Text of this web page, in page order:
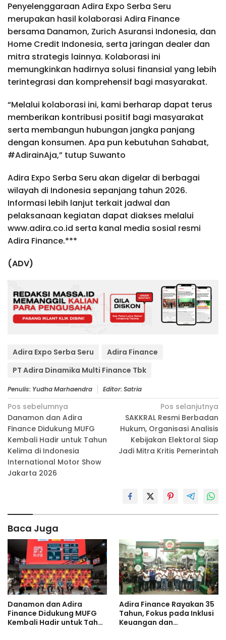
Penyelenggaraan Adira Expo Serba Seru
merupakan hasil kolaborasi Adira Finance
bersama Danamon, Zurich Asuransi Indonesia, dan
Home Credit Indonesia, serta jaringan dealer dan
mitra strategis lainnya. Kolaborasi ini
memungkinkan hadirnya solusi finansial yang lebih
terintegrasi dan komprehensif bagi masyarakat.
“Melalui kolaborasi ini, kami berharap dapat terus
memberikan kontribusi positif bagi masyarakat
serta membangun hubungan jangka panjang
dengan konsumen. Apa pun kebutuhan Sahabat,
#AdirainAja,” tutup Suwanto
Adira Expo Serba Seru akan digelar di berbagai
wilayah di Indonesia sepanjang tahun 2026.
Informasi lebih lanjut terkait jadwal dan
pelaksanaan kegiatan dapat diakses melalui
www.adira.co.id serta kanal media sosial resmi
Adira Finance.***
(ADV)
Adira Expo Serba Seru
Adira Finance
PT Adira Dinamika Multi Finance Tbk
Penulis: Yudha Marhaendra Editor: Satria
Navigasi
pos
Pos sebelumnya
Danamon dan Adira
Finance Didukung MUFG
Kembali Hadir untuk Tahun
Kelima di Indonesia
International Motor Show
Jakarta 2026
Pos selanjutnya
SAKKRAL Resmi Berbadan
Hukum, Organisasi Analisis
Kebijakan Elektoral Siap
Jadi Mitra Kritis Pemerintah
Baca Juga
Danamon dan Adira
Finance Didukung MUFG
Kembali Hadir untuk Tahun
Adira Finance Rayakan 35
Tahun, Fokus pada Inklusi
Keuangan dan